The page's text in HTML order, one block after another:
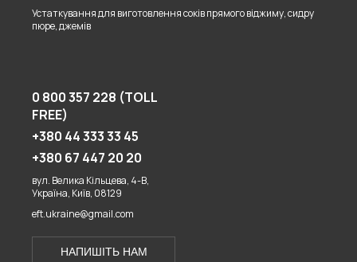
Устаткування для виготовлення соків прямого віджиму, сидру
пюре, джемів
0 800 357 228 (TOLL
FREE)
+380 44 333 33 45
+380 67 447 20 20
вул. Велика Кільцева, 4-В,
Україна, Київ, 08129
eft.ukraine@gmail.com
НАПИШІТЬ НАМ